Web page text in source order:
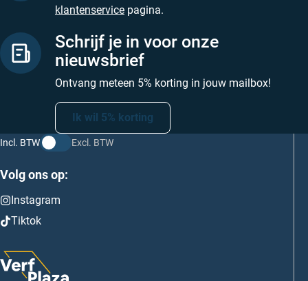
klantenservice pagina.
Schrijf je in voor onze
nieuwsbrief
Ontvang meteen 5% korting in jouw mailbox!
Ik wil 5% korting
Incl. BTW Excl. BTW
Volg ons op:
Instagram
Tiktok